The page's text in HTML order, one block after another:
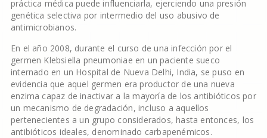
práctica médica puede influenciarla, ejerciendo una presión
genética selectiva por intermedio del uso abusivo de
antimicrobianos.
En el año 2008, durante el curso de una infección por el
germen Klebsiella pneumoniae en un paciente sueco
internado en un Hospital de Nueva Delhi, India, se puso en
evidencia que aquel germen era productor de una nueva
enzima capaz de inactivar a la mayoría de los antibióticos por
un mecanismo de degradación, incluso a aquellos
pertenecientes a un grupo considerados, hasta entonces, los
antibióticos ideales, denominado carbapenémicos.